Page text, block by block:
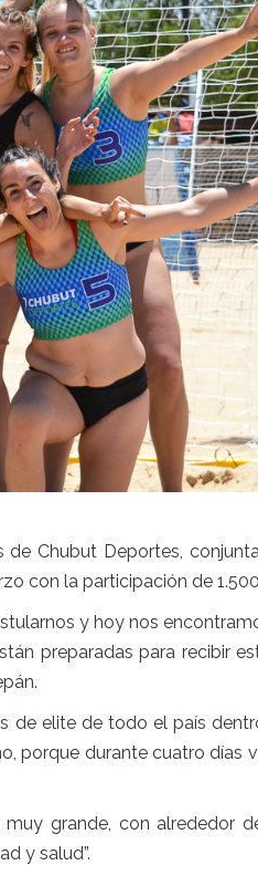
Chubut Deportes,
con la participación de
y hoy nos
preparadas para recibir
de elite de todo el país
durante cuatro días
grande, con alrededor
y salud”.